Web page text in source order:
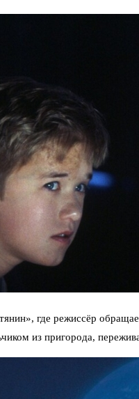
где режиссёр
из пригорода,